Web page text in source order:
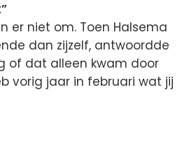
er niet om. Toen Halsema
dan zijzelf, antwoordde
of dat alleen kwam door
vorig jaar in februari wat jij